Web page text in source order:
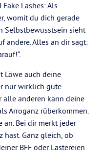
Lashes: Als
womit du dich gerade
Selbstbewusstsein sieht
andere. Alles an dir sagt:
Löwe auch deine
nur wirklich gute
alle anderen kann deine
Arroganz rüberkommen.
an. Bei dir merkt jeder
hast. Ganz gleich, ob
BFF oder Lästereien